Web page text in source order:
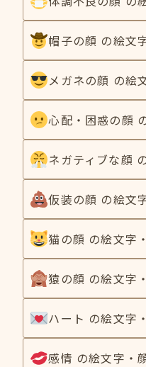
帽子の顔 の絵文
メガネの顔 の絵
心配・困惑の顔
ネガティブな顔
仮装の顔 の絵文
猫の顔 の絵文字
猿の顔 の絵文字
ハート の絵文字
感情 の絵文字・